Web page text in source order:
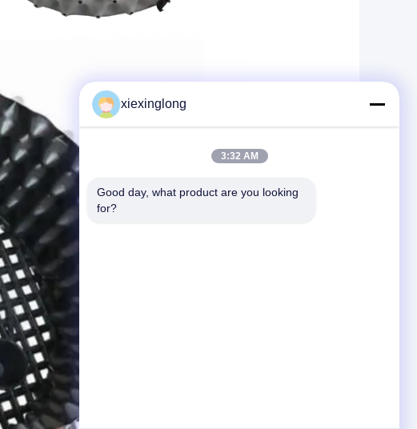
xiexinglong
3:32 AM
Good day, what product are you looking
for?